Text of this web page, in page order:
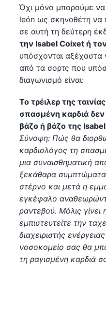
Όχι μόνο μπορούμε
león ως σκηνοθέτη να
σε αυτή τη δεύτερη
την Isabel Coixet ή
υπόσχονται αξέχαστα
από τα σορτς που
διαγωνισμό είναι:
Το τρέιλερ της
σπασμένη καρδιά
βάζο ή βάζο της
Σύνοψη: Πώς θα
καρδιολόγος τη
μια συναισθηματική
ξεκάθαρα
στέρνο και μετά η
εγκέφαλο
ραντεβού. Μόλις γίνει
εμπιστευτείτε την
διαχειριστής
νοσοκομείο σας θα
τη ραγισμένη καρδιά